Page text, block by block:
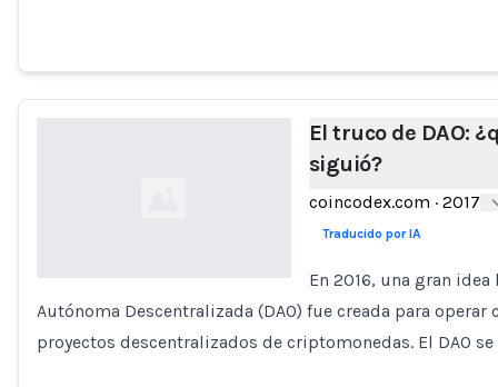
El truco de DAO:
siguió?
coincodex.com · 2017
Traducido por IA
En 2016, una gran
Autónoma Descentralizada (DAO) fue creada para
proyectos descentralizados de criptomonedas. El DAO